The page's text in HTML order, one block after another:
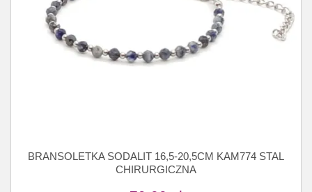
BRANSOLETKA SODALIT 16,5-20,5CM KAM774 STAL
CHIRURGICZNA